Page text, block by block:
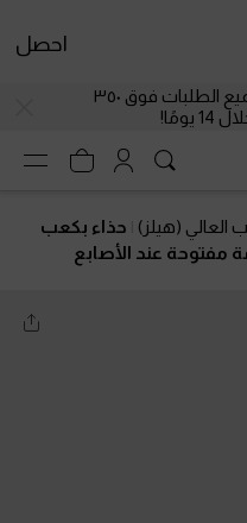
الطلبات فوق ٣٥٠
العالي (هيلز)
حذاء بكعب
مفتوحة عند الأصابع
احصل